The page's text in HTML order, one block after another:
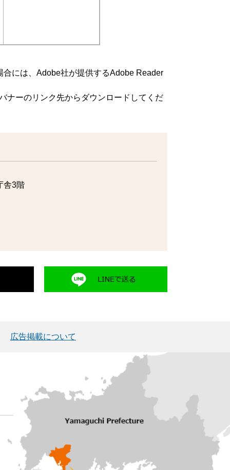
には、Adobe社が提供するAdobe Reader
ナーのリンク先からダウンロードしてくだ
舎3階
広告掲載について